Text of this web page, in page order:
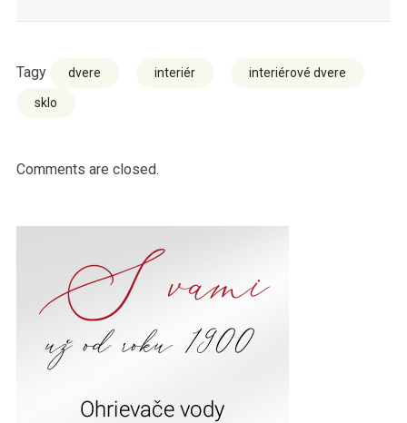
Tagy dvere interiér interiérové dvere
sklo
Comments are closed.